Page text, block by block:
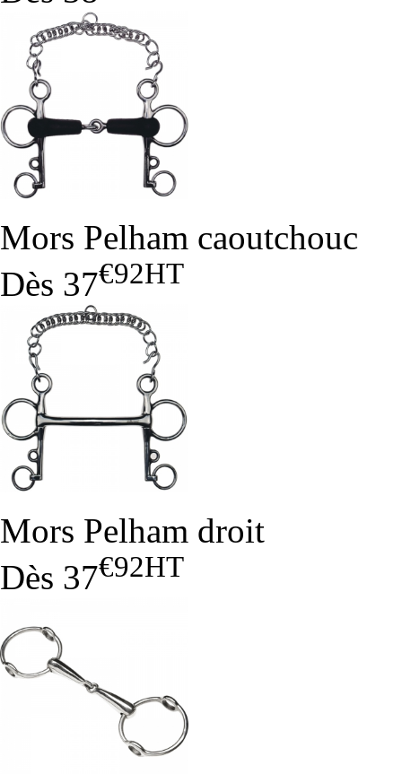
Mors Pelham caoutchouc
Dès 37€92HT
Mors Pelham droit
Dès 37€92HT